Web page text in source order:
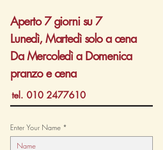
Aperto 7 giorni su 7
Lunedì, Martedì solo a cena
Da Mercoledì a Domenica
pranzo e cena
tel. 010 2477610
Enter Your Name *